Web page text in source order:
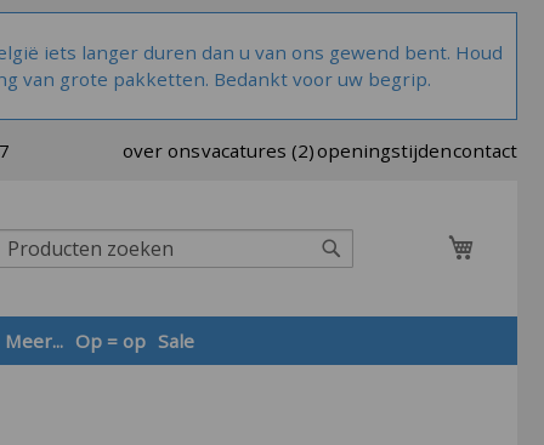
iets langer duren dan u van ons gewend bent. Houd
van grote pakketten. Bedankt voor uw begrip.
over onsvacatures (2)openingstijdencontact
Meer... Op = op Sale